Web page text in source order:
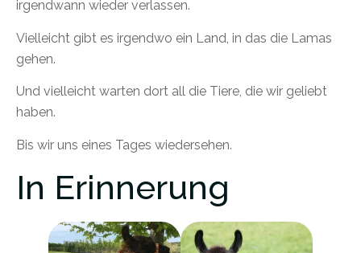
irgendwann wieder verlassen.
Vielleicht gibt es irgendwo ein Land, in das die Lamas
gehen.
Und vielleicht warten dort all die Tiere, die wir geliebt
haben.
Bis wir uns eines Tages wiedersehen.
In Erinnerung